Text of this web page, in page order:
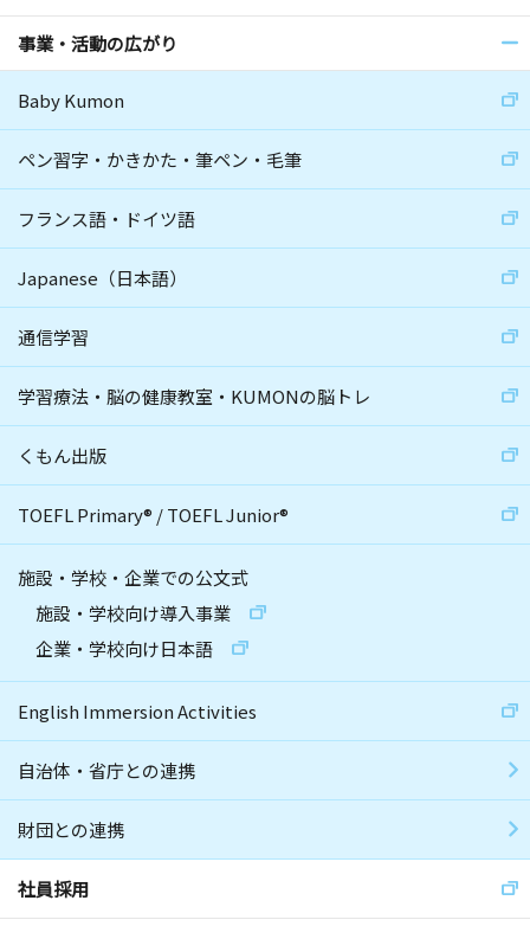
事業・活動の広がり
Baby Kumon
ペン習字・かきかた・筆ペン・毛筆
フランス語・ドイツ語
Japanese（日本語）
通信学習
学習療法・脳の健康教室・KUMONの脳トレ
くもん出版
TOEFL Primary® /TOEFL Junior®
施設・学校・企業での公文式
施設・学校向け導入事業
企業・学校向け日本語
English Immersion Activities
自治体・省庁との連携
財団との連携
社員採用